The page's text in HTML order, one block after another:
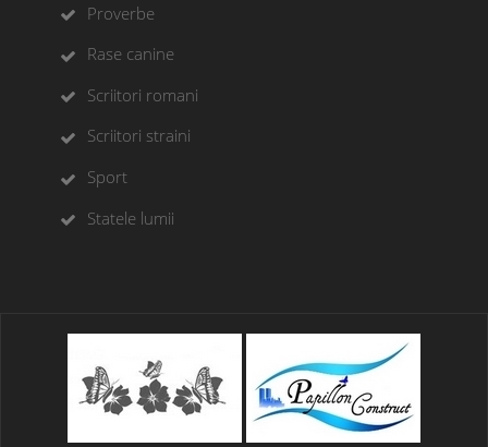
Proverbe
Rase canine
Scriitori romani
Scriitori straini
Sport
Statele lumii